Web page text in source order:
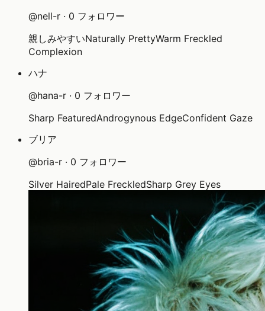
@nell-r · 0 フォロワー
親しみやすいNaturally PrettyWarm Freckled
Complexion
ハナ
@hana-r · 0 フォロワー
Sharp FeaturedAndrogynous EdgeConfident Gaze
ブリア
@bria-r · 0 フォロワー
Silver HairedPale FreckledSharp Grey Eyes